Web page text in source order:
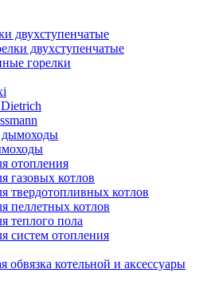
двухступенчатые
двухступенчатые
горелки
дымоходы
отопления
газовых котлов
твердотопливных котлов
пеллетных котлов
теплого пола
систем отопления
обвязка котельной и аксессуары